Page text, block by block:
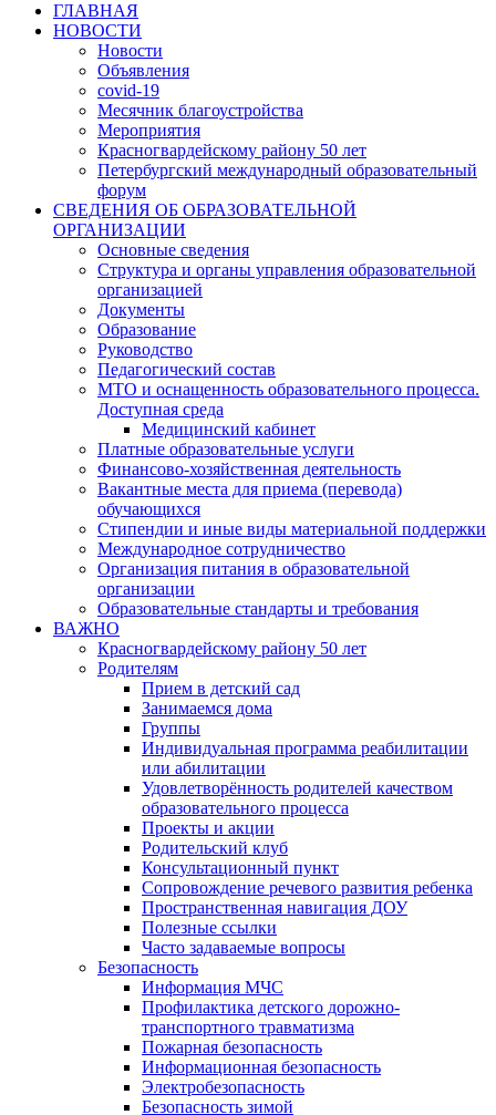
ГЛАВНАЯ
НОВОСТИ
Новости
Объявления
covid-19
Месячник благоустройства
Мероприятия
Красногвардейскому району 50 лет
Петербургский международный образовательный
форум
СВЕДЕНИЯ ОБ ОБРАЗОВАТЕЛЬНОЙ
ОРГАНИЗАЦИИ
Основные сведения
Структура и органы управления образовательной
организацией
Документы
Образование
Руководство
Педагогический состав
МТО и оснащенность образовательного процесса.
Доступная среда
Медицинский кабинет
Платные образовательные услуги
Финансово-хозяйственная деятельность
Вакантные места для приема (перевода)
обучающихся
Стипендии и иные виды материальной поддержки
Международное сотрудничество
Организация питания в образовательной
организации
Образовательные стандарты и требования
ВАЖНО
Красногвардейскому району 50 лет
Родителям
Прием в детский сад
Занимаемся дома
Группы
Индивидуальная программа реабилитации
или абилитации
Удовлетворённость родителей качеством
образовательного процесса
Проекты и акции
Родительский клуб
Консультационный пункт
Сопровождение речевого развития ребенка
Пространственная навигация ДОУ
Полезные ссылки
Часто задаваемые вопросы
Безопасность
Информация МЧС
Профилактика детского дорожно-
транспортного травматизма
Пожарная безопасность
Информационная безопасность
Электробезопасность
Безопасность зимой